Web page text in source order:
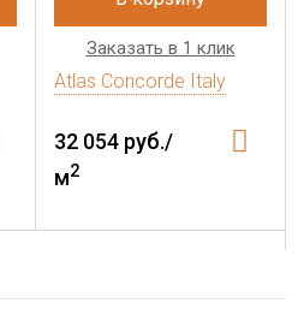
Заказать в 1 клик
Atlas Concorde Italy
32 054 руб./
м2